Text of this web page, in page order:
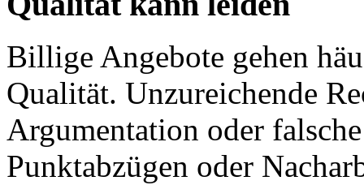
Billige Angebote gehen
Qualität. Unzureichende
Argumentation oder
Punktabzügen oder